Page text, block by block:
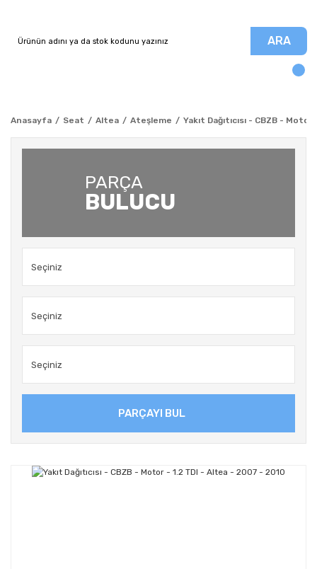
ARA
Anasayfa Seat Altea Ateşleme Yakıt Dağıtıcısı - CBZB -
PARÇA
BULUCU
PARÇAYI BUL